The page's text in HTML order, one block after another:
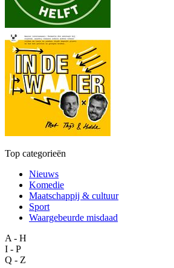
Top categorieën
Nieuws
Komedie
Maatschappij & cultuur
Sport
Waargebeurde misdaad
A - H
I - P
Q - Z